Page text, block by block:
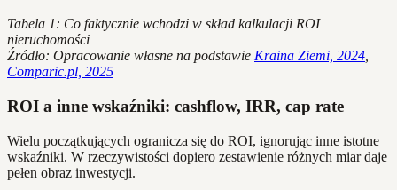
Tabela 1: Co faktycznie wchodzi w skład kalkulacji ROI
nieruchomości
Źródło: Opracowanie własne na podstawie Kraina Ziemi, 2024
Comparic.pl, 2025
ROI a inne wskaźniki: cashflow, IRR, cap rate
Wielu początkujących ogranicza się do ROI, ignorując inne istotne
wskaźniki. W rzeczywistości dopiero zestawienie różnych miar daje
pełen obraz inwestycji.